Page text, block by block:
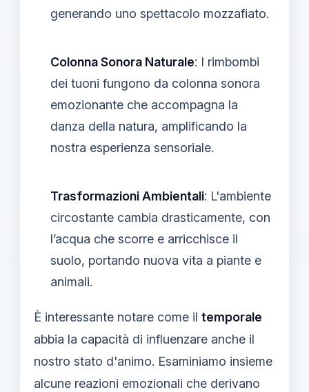
generando uno spettacolo mozzafiato.
Colonna Sonora Naturale: I rimbombi
dei tuoni fungono da colonna sonora
emozionante che accompagna la
danza della natura, amplificando la
nostra esperienza sensoriale.
Trasformazioni Ambientali: L'ambiente
circostante cambia drasticamente, con
l’acqua che scorre e arricchisce il
suolo, portando nuova vita a piante e
animali.
È interessante notare come il temporale
abbia la capacità di influenzare anche il
nostro stato d'animo. Esaminiamo insieme
alcune reazioni emozionali che derivano